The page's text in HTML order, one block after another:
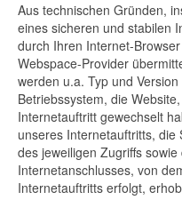
Aus technischen Gründen,
eines sicheren und stabilen
durch Ihren Internet-
Webspace-Provider
werden u.a. Typ und
Betriebssystem, die
Internetauftritt gewechselt
unseres Internetauftritts,
des jeweiligen Zugriffs
Internetanschlusses, von
Internetauftritts erfolgt,